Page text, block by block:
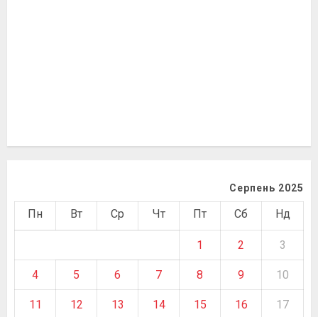
Серпень 2025
Пн Вт Ср Чт Пт Сб Нд
1 2 3
4 5 6 7 8 9 10
11 12 13 14 15 16 17